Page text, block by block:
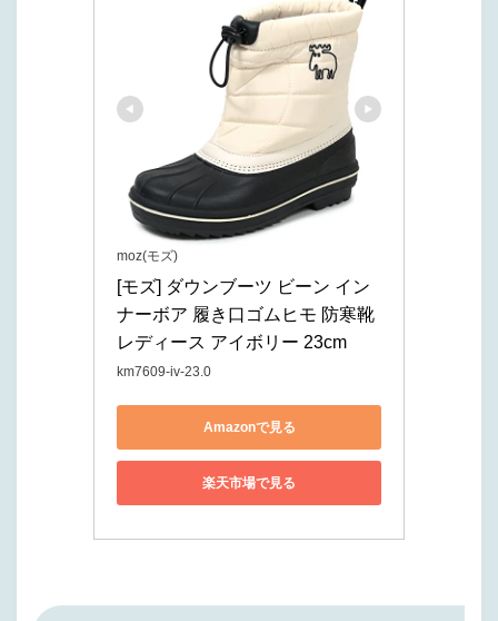
moz(モズ)
[モズ] ダウンブーツ ビーン イン
ナーボア 履き口ゴムヒモ 防寒靴
レディース アイボリー 23cm
km7609-iv-23.0
Amazonで見る
楽天市場で見る